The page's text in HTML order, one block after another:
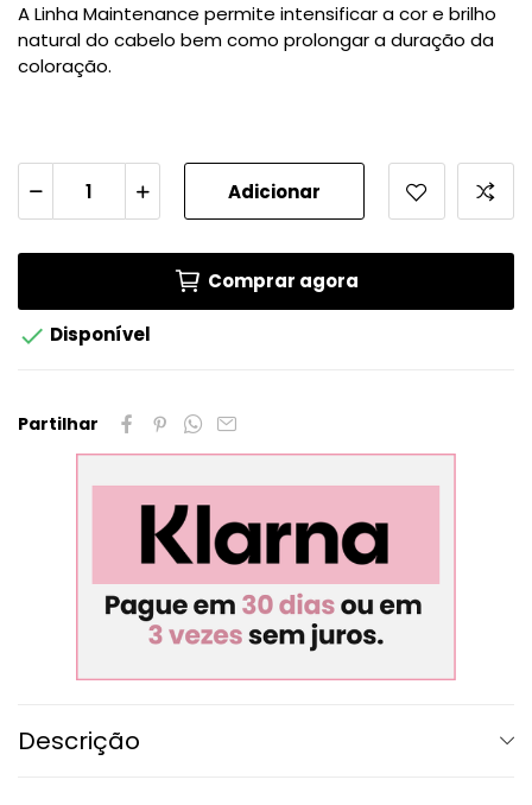
A Linha Maintenance permite intensificar a cor e brilho
natural do cabelo bem como prolongar a duração da
coloração.
Adicionar
Comprar agora
 Disponível
Partilhar
Descrição